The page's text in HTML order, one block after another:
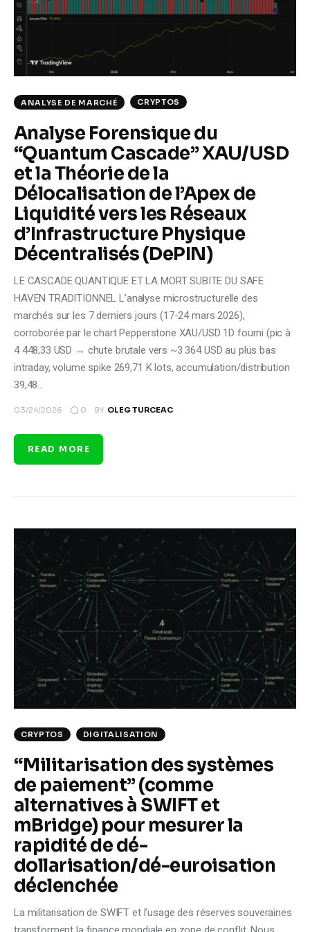
Climate
Tech
Shop
ANALYSE DE MARCHÉ CRYPTOS
Analyse Forensique du
“Quantum Cascade” XAU/USD
et la Théorie de la
Délocalisation de l’Apex de
Liquidité vers les Réseaux
d’Infrastructure Physique
Décentralisés (DePIN)
LE CASCADE QUANTIQUE ET LA MORT SUBITE DU SAFE
HAVEN TRADITIONNEL L’analyse microstructurelle des
marchés sur les 7 derniers jours (17-24 mars 2026),
corroborée par le chart Pepperstone XAU/USD 1D fourni (pic à
4 448,33 USD → chute brutale vers ~3 364 USD au plus bas
intraday, volume spike 269,71 K lots, accumulation/distribution
39,48…
03/24/2026 0 BY OLEG TURCEAC
READ MORE
CRYPTOS DIGITALISATION
“Militarisation des systèmes
de paiement” (comme
alternatives à SWIFT et
mBridge) pour mesurer la
rapidité de dé-
dollarisation/dé-euroisation
déclenchée
La militarisation de SWIFT et l'usage des réserves souveraines